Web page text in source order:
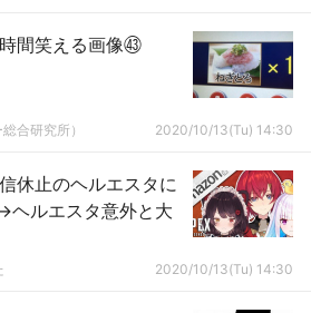
間笑える画像㊸
合研究所） 2020/10/13(Tu) 14:30
休止のヘルエスタに
ヘルエスタ意外と大
2020/10/13(Tu) 14:30